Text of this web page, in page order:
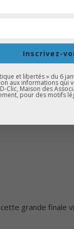
le temps de
et Justine
grande finale
Inscrivez-
et libertés » du 6
aux informations
Clic, Maison des
pour des motifs